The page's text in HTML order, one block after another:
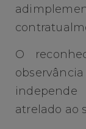
O
atrelado ao